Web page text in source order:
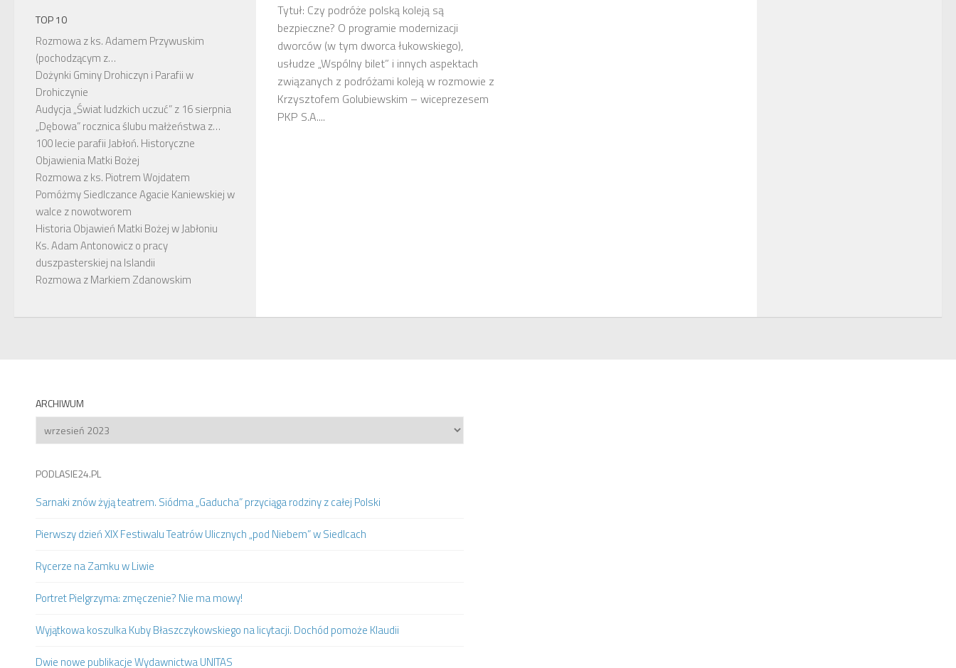
Tytuł: Czy podróże polską koleją są
bezpieczne? O programie modernizacji
dworców (w tym dworca łukowskiego),
usłudze „Wspólny bilet” i innych aspektach
związanych z podróżami koleją w rozmowie z
Krzysztofem Golubiewskim – wiceprezesem
PKP S.A....
TOP 10
Rozmowa z ks. Adamem Przywuskim
(pochodzącym z…
Dożynki Gminy Drohiczyn i Parafii w
Drohiczynie
Audycja „Świat ludzkich uczuć” z 16 sierpnia
„Dębowa” rocznica ślubu małżeństwa z…
100 lecie parafii Jabłoń. Historyczne
Objawienia Matki Bożej
Rozmowa z ks. Piotrem Wojdatem
Pomóżmy Siedlczance Agacie Kaniewskiej w
walce z nowotworem
Historia Objawień Matki Bożej w Jabłoniu
Ks. Adam Antonowicz o pracy
duszpasterskiej na Islandii
Rozmowa z Markiem Zdanowskim
ARCHIWUM
Archiwum
PODLASIE24.PL
Sarnaki znów żyją teatrem. Siódma „Gaducha” przyciąga rodziny z całej Polski
Pierwszy dzień XIX Festiwalu Teatrów Ulicznych „pod Niebem” w Siedlcach
Rycerze na Zamku w Liwie
Portret Pielgrzyma: zmęczenie? Nie ma mowy!
Wyjątkowa koszulka Kuby Błaszczykowskiego na licytacji. Dochód pomoże Klaudii
Dwie nowe publikacje Wydawnictwa UNITAS